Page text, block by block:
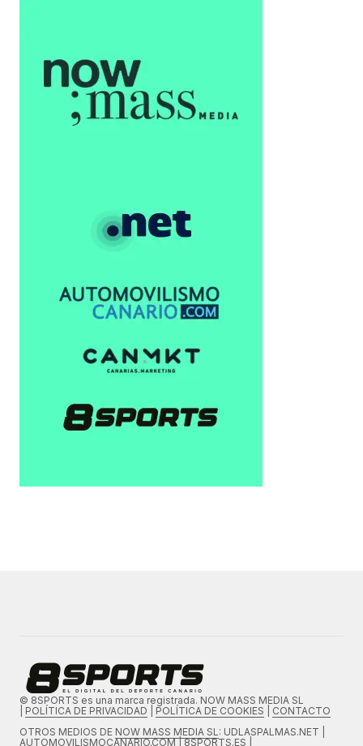
© 8SPORTS es una marca registrada. NOW MASS MEDIA SL
POLÍTICA DE PRIVACIDAD POLÍTICA DE COOKIES
CONTACTO
OTROS MEDIOS DE NOW MASS MEDIA SL: UDLASPALMAS.NET |
AUTOMOVILISMOCANARIO.COM | 8SPORTS.ES |